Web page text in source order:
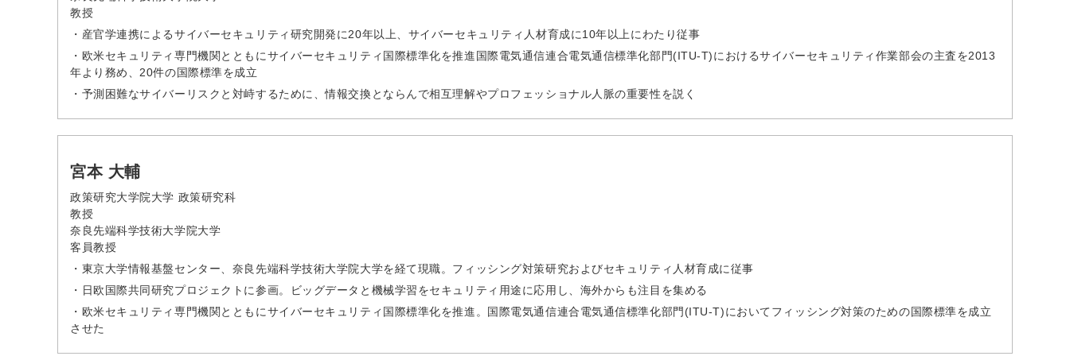
教授
・産官学連携によるサイバーセキュリティ研究開発に20年以上、サイバーセキュリティ人材育成に10年以上にわたり従事
・欧米セキュリティ専門機関とともにサイバーセキュリティ国際標準化を推進国際電気通信連合電気通信標準化部門(ITU-T)におけるサイバーセキュリティ作業部会の主査を2013
年より務め、20件の国際標準を成立
・予測困難なサイバーリスクと対峙するために、情報交換とならんで相互理解やプロフェッショナル人脈の重要性を説く
宮本 大輔
政策研究大学院大学 政策研究科
教授
奈良先端科学技術大学院大学
客員教授
・東京大学情報基盤センター、奈良先端科学技術大学院大学を経て現職。フィッシング対策研究およびセキュリティ人材育成に従事
・日欧国際共同研究プロジェクトに参画。ビッグデータと機械学習をセキュリティ用途に応用し、海外からも注目を集める
・欧米セキュリティ専門機関とともにサイバーセキュリティ国際標準化を推進。国際電気通信連合電気通信標準化部門(ITU-T)においてフィッシング対策のための国際標準を成立
させた